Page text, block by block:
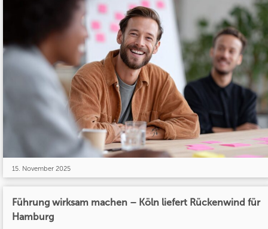
15. November 2025
Führung wirksam machen – Köln liefert Rückenwind für
Hamburg